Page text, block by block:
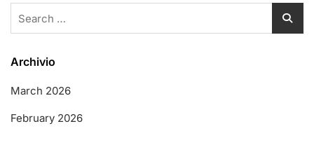
Archivio
March 2026
February 2026